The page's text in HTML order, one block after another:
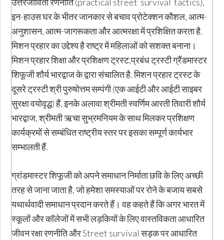
इन-हाउस घर के भीतर जानकार से बचाव प्रोटेक्शन कौशल, आत्म-
अनुशासन, आत्म-जागरूकता और आत्मरक्षा में प्रशिक्षित करता है.
मिशन प्रहार का उद्देश्य है राष्ट्र में महिलाओं को सशक्त बनाना।
मिशन प्रहार शिक्षा और प्रशिक्षण ट्रस्ट,प्रबंध ट्रस्टी ग्रैंडमास्टर
शिफूजी शौर्य भारद्वाज के द्वारा संचालित है. मिशन प्रहार ट्रस्ट के
दूसरे ट्रस्टी श्री पुरुषोत्तम सम्पंगी (एक आईटी और आईटी साइबर
सुरक्षा वयोवृद्ध) हैं, इनके अलावा श्रीमती स्वर्णिम आरती तिवारी शौर्य
भारद्वाज, श्रीमती ऋचा सुभ्रमनियम के साथ मिलकर प्रशिक्षण
कार्यक्रमों से सम्बंधित राष्ट्रीय स्तर पर इसका सम्पूर्ण कार्यभार
सम्भालती हैं.
ग्रांडमास्टर शिफूजी को अपने समाधान निर्माता छवि के लिए अच्छी
तरह से जाना जाता है, जो हमेशा समस्याओं पर रोने के बजाय सबसे
यथार्थवादी समाधान प्रदान करते हैं। वह कहते हैं कि अगर भारत में
स्कूलों और कॉलेजों में सभी लड़कियों के लिए वास्तविकता आधारित
जीवन रक्षा रणनीति और Street survival सड़क पर आधारित